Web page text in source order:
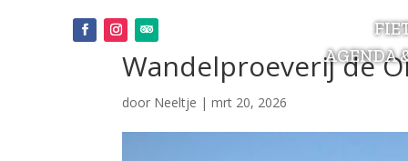
AGENDA
Wandelproeverij de
door Neeltje |mrt 20, 2026